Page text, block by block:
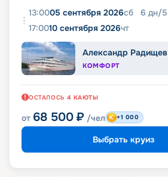
13:0005 сентября 2026сб 6 дн/5
17:0010 сентября 2026чт
Александр Радищев
КОМФОРТ
ОСТАЛОСЬ 4 КАЮТЫ
от 68 500 ₽ /чел +1 000
Выбрать круиз